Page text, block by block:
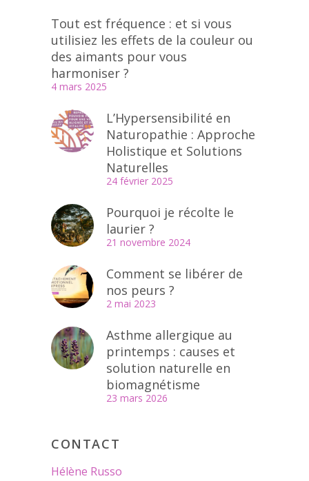
Tout est fréquence : et si vous
utilisiez les effets de la couleur ou
des aimants pour vous
harmoniser ?
4 mars 2025
L’Hypersensibilité en
Naturopathie : Approche
Holistique et Solutions
Naturelles
24 février 2025
Pourquoi je récolte le
laurier ?
21 novembre 2024
Comment se libérer de
nos peurs ?
2 mai 2023
Asthme allergique au
printemps : causes et
solution naturelle en
biomagnétisme
23 mars 2026
CONTACT
Hélène Russo